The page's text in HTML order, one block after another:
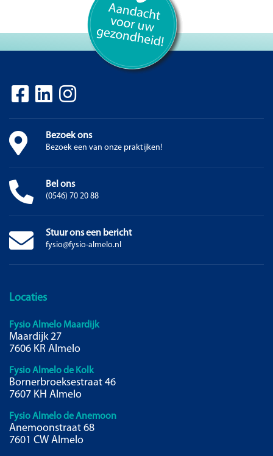
Bezoek ons
Bezoek een van onze praktijken!
Bel ons
(0546) 70 20 88
Stuur ons een bericht
fysio@fysio-almelo.nl
Locaties
Fysio Almelo Maardijk
Maardijk 27
7606 KR Almelo
Fysio Almelo de Kolk
Bornerbroeksestraat 46
7607 KH Almelo
Fysio Almelo de Anemoon
Anemoonstraat 68
7601 CW Almelo